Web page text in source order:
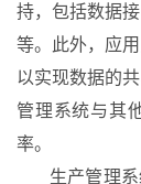
持，包括数据
等。此外，应
以实现数据的
管理系统与其
率。
生产管理